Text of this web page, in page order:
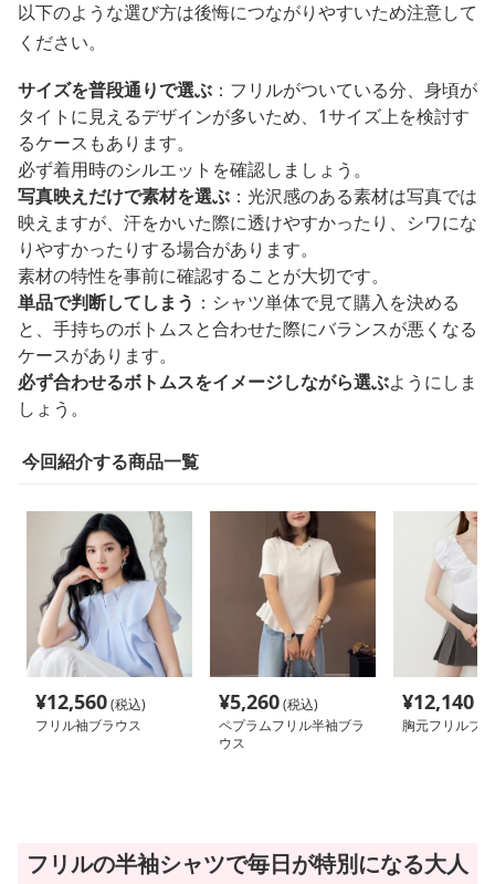
以下のような選び方は後悔につながりやすいため注意して
ください。
サイズを普段通りで選ぶ ：フリルがついている分、身頃が
タイトに見えるデザインが多いため、1サイズ上を検討す
るケースもあります。
必ず着用時のシルエットを確認しましょう。
写真映えだけで素材を選ぶ ：光沢感のある素材は写真では
映えますが、汗をかいた際に透けやすかったり、シワにな
りやすかったりする場合があります。
素材の特性を事前に確認することが大切です。
単品で判断してしまう ：シャツ単体で見て購入を決める
と、手持ちのボトムスと合わせた際にバランスが悪くなる
ケースがあります。
必ず合わせるボトムスをイメージしながら選ぶようにしま
しょう。
今回紹介する商品一覧
¥12,560(税込)
フリル袖ブラウス
¥5,260(税込)
ペプラムフリル半袖ブラ
ウス
¥12,140
胸元フリルブ
フリルの半袖シャツで毎日が特別になる大人